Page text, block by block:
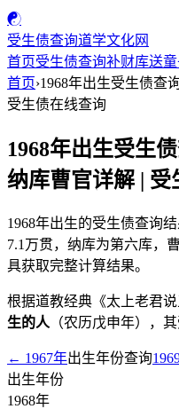
☯
受生债查询道学文化网
首页受生债查询补财库送
首页›1968年出生受生债查
受生债在线查询
1968年出生受生
纳库曹官详解 | 受
1968年出生的受生债查询
7.1万贯，纳库为第六库，
具获取完整计算结果。
根据道教经典《太上老君
生的人 （农历戊申年），
← 1967年出生年份查询
出生年份
1968年